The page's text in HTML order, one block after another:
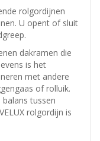
rolgordijnen
U opent of sluit
dakramen die
is het
met andere
of rolluik.
tussen
rolgordijn is